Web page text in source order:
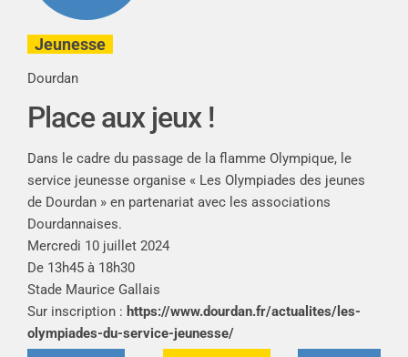
Jeunesse
Dourdan
Place aux jeux !
Dans le cadre du passage de la flamme Olympique, le
service jeunesse organise « Les Olympiades des jeunes
de Dourdan » en partenariat avec les associations
Dourdannaises.
Mercredi 10 juillet 2024
De 13h45 à 18h30
Stade Maurice Gallais
Sur inscription : https://www.dourdan.fr/actualites/les-
olympiades-du-service-jeunesse/